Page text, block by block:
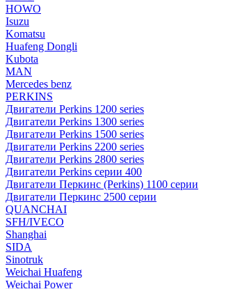
HOWO
Isuzu
Komatsu
Huafeng Dongli
Kubota
MAN
Mercedes benz
PERKINS
Двигатели Perkins 1200 series
Двигатели Perkins 1300 series
Двигатели Perkins 1500 series
Двигатели Perkins 2200 series
Двигатели Perkins 2800 series
Двигатели Perkins серии 400
Двигатели Перкинс (Perkins) 1100 серии
Двигатели Перкинс 2500 серии
QUANCHAI
SFH/IVECO
Shanghai
SIDA
Sinotruk
Weichai Huafeng
Weichai Power